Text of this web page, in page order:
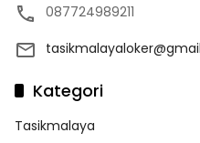
087724989211
Kategori
Tasikmalaya